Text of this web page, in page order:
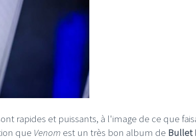
rapides et puissants, à l'image de ce que
que Venom est un très bon album de Bullet